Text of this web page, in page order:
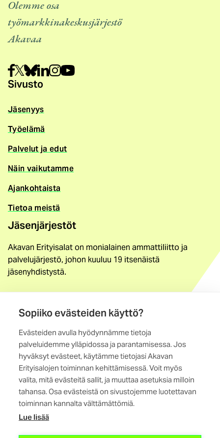
Sopiiko evästeiden käyttö?
Evästeiden avulla hyödynnämme tietoja
palveluidemme ylläpidossa ja parantamisessa. Jos
hyväksyt evästeet, käytämme tietojasi Akavan
Erityisalojen toiminnan kehittämisessä. Voit myös
valita, mitä evästeitä sallit, ja muuttaa asetuksia milloin
tahansa. Osa evästeistä on sivustojemme luotettavan
toiminnan kannalta välttämättömiä.
Lue lisää
n
k
)
Olemme osa
työmarkkinakeskusjärjestö
Akavaa
Sivusto
Jäsenyys
Työelämä
Palvelut ja edut
Näin vaikutamme
Ajankohtaista
Tietoa meistä
Jäsenjärjestöt
Akavan Erityisalat on monialainen ammattiliitto ja
palvelujärjestö, johon kuuluu 19 itsenäistä
jäsenyhdistystä.
Yhteystiedot
Maistraatinportti 4 A, 6. krs
00240 Helsinki
Kaikki yhteystiedot